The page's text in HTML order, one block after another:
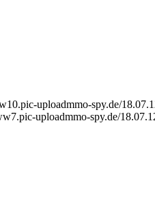
uploadmmo-spy.de/
uploadmmo-spy.de/